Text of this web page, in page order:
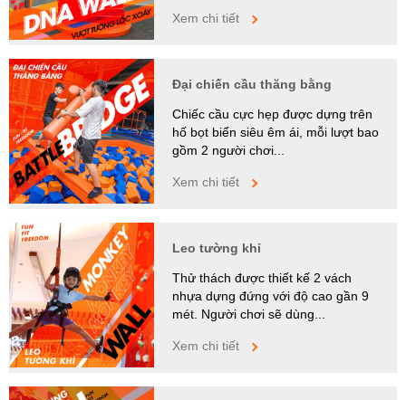
Xem chi tiết
Đại chiến cầu thăng bằng
Chiếc cầu cực hẹp được dựng trên
hố bọt biển siêu êm ái, mỗi lượt bao
gồm 2 người chơi...
Xem chi tiết
Leo tường khỉ
Thử thách được thiết kế 2 vách
nhựa dựng đứng với độ cao gần 9
mét. Người chơi sẽ dùng...
Xem chi tiết